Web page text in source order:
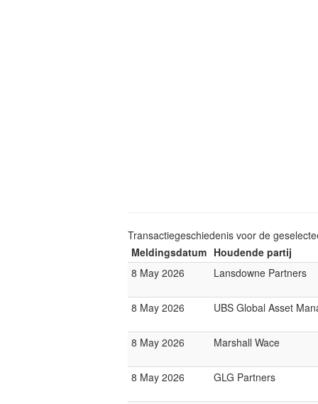
Transactiegeschiedenis voor de
Meldingsdatum Houdende partij
8 May 2026
Lansdowne Partners
8 May 2026 UBS Global Asset
8 May 2026 Marshall Wace
8 May 2026 GLG Partners